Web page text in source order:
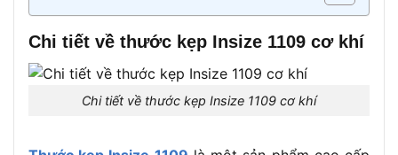
Chi tiết về thước kẹp Insize 1109 cơ khí
Chi tiết về thước kẹp Insize 1109 cơ khí